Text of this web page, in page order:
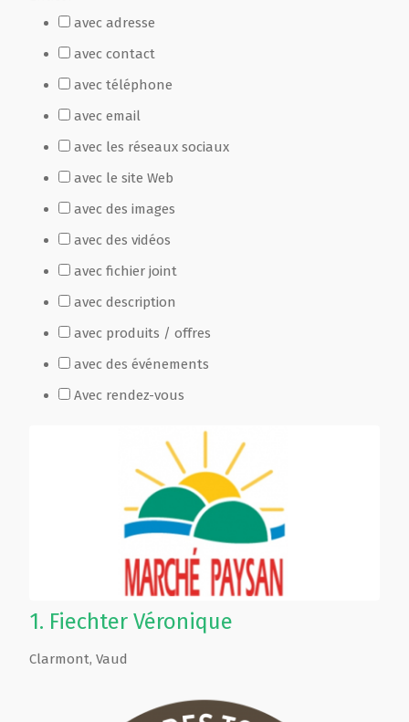
avec adresse
avec contact
avec téléphone
avec email
avec les réseaux sociaux
avec le site Web
avec des images
avec des vidéos
avec fichier joint
avec description
avec produits / offres
avec des événements
Avec rendez-vous
1. Fiechter Véronique
Clarmont, Vaud
Fête Marché Paysan
Partenaires